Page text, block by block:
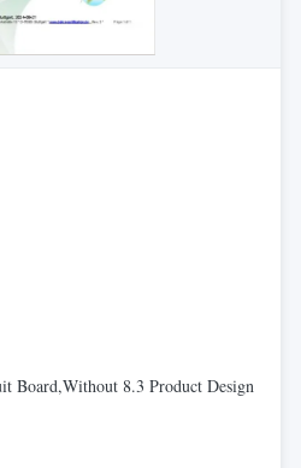
Board,Without 8.3 Product Design